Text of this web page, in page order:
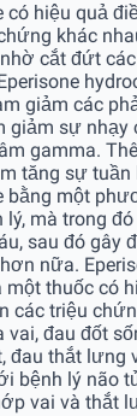
có hiệu quả
khác
cắt đứt
giảm các
giảm sự nhạy
gamma.
tăng sự tuần
bằng một
lý, mà trong
sau đó gây
nữa.
thuốc có
các triệu
đau đốt
đau thắt lưng
bệnh lý não
vai và thắt